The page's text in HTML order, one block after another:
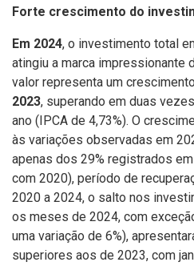
Forte crescimento do
Em 2024, o investimento total
atingiu a marca impressionante
valor representa um
2023, superando em duas
ano (IPCA de 4,73%). O
às variações observadas em
apenas dos 29% registrados
com 2020), período de
2020 a 2024, o salto nos
os meses de 2024, com
uma variação de 6%),
superiores aos de 2023, com